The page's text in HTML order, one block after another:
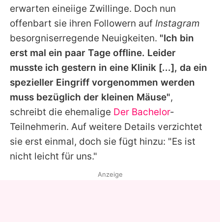
Nutzungsbedingungen
Utiq verwalten
erwarten eineiige Zwillinge. Doch nun
offenbart sie ihren Followern auf Instagram
besorgniserregende Neuigkeiten. "Ich bin
erst mal ein paar Tage offline. Leider
musste ich gestern in eine Klinik [...], da ein
spezieller Eingriff vorgenommen werden
muss bezüglich der kleinen Mäuse",
schreibt die ehemalige Der Bachelor-
Teilnehmerin. Auf weitere Details verzichtet
sie erst einmal, doch sie fügt hinzu: "Es ist
nicht leicht für uns."
Anzeige